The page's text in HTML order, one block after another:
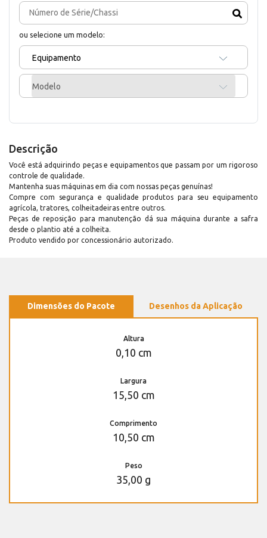
ou selecione um modelo:
Equipamento
Modelo
Descrição
Você está adquirindo peças e equipamentos que passam por um rigoroso
controle de qualidade.
Mantenha suas máquinas em dia com nossas peças genuínas!
Compre com segurança e qualidade produtos para seu equipamento
agrícola, tratores, colheitadeiras entre outros.
Peças de reposição para manutenção dá sua máquina durante a safra
desde o plantio até a colheita.
Produto vendido por concessionário autorizado.
Dimensões do Pacote Desenhos da Aplicação
Altura
0,10 cm
Largura
15,50 cm
Comprimento
10,50 cm
Peso
35,00 g